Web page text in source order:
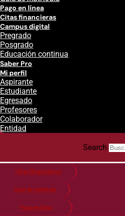
Pago en línea
Citas financieras
Campus digital
Pregrado
Posgrado
Educación continua
Saber Pro
Mi perfil
Aspirante
Estudiante
Egresado
Profesores
Colaborador
Entidad
Search
Citas financieras
Guía de matricula
Pago en línea